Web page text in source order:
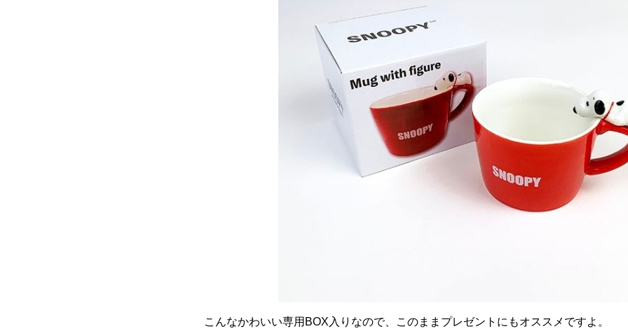
こんなかわいい専用BOX入りなので、このままプレゼントにもオススメですよ。